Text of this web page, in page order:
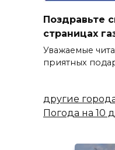
Поздравьте
страницах
Уважаемые
приятных
другие
Погода на